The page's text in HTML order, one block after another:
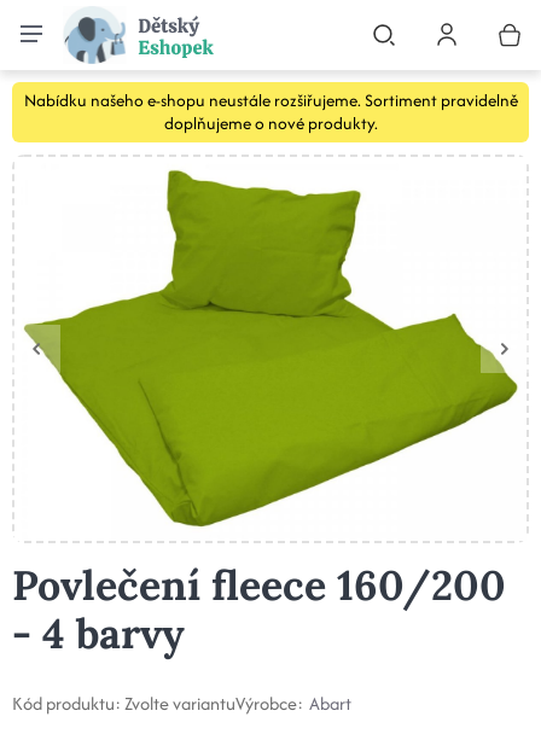
Nabídku našeho e-shopu neustále rozšiřujeme. Sortiment pravidelně
doplňujeme o nové produkty.
Povlečení fleece 160/200
- 4 barvy
Kód produktu:Zvolte variantuVýrobce: Abart